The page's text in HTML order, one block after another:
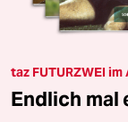
taz FUTURZWEI
Endlich mal